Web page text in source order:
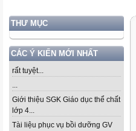
THƯ MỤC
CÁC Ý KIẾN MỚI NHẤT
rất tuyệt...
...
Giới thiệu SGK Giáo dục thể chất
lớp 4...
Tài liệu phục vụ bồi dưỡng GV